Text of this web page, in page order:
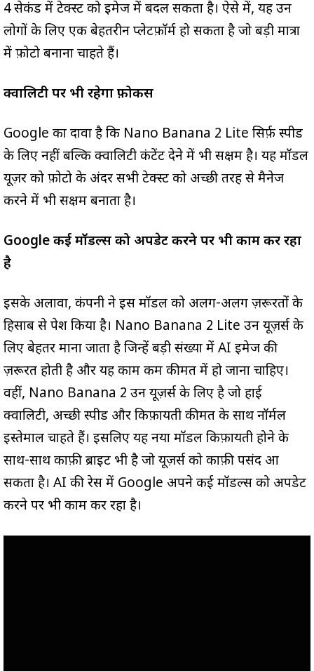
4 सेकंड में टेक्स्ट को इमेज में बदल सकता है। ऐसे में, यह उन
लोगों के लिए एक बेहतरीन प्लेटफ़ॉर्म हो सकता है जो बड़ी मात्रा
में फ़ोटो बनाना चाहते हैं।
क्वालिटी पर भी रहेगा फ़ोकस
Google का दावा है कि Nano Banana 2 Lite सिर्फ़ स्पीड
के लिए नहीं बल्कि क्वालिटी कंटेंट देने में भी सक्षम है। यह मॉडल
यूज़र को फ़ोटो के अंदर सभी टेक्स्ट को अच्छी तरह से मैनेज
करने में भी सक्षम बनाता है।
Google कई मॉडल्स को अपडेट करने पर भी काम कर रहा
है
इसके अलावा, कंपनी ने इस मॉडल को अलग-अलग ज़रूरतों के
हिसाब से पेश किया है। Nano Banana 2 Lite उन यूज़र्स के
लिए बेहतर माना जाता है जिन्हें बड़ी संख्या में AI इमेज की
ज़रूरत होती है और यह काम कम कीमत में हो जाना चाहिए।
वहीं, Nano Banana 2 उन यूज़र्स के लिए है जो हाई
क्वालिटी, अच्छी स्पीड और किफ़ायती कीमत के साथ नॉर्मल
इस्तेमाल चाहते हैं। इसलिए यह नया मॉडल किफ़ायती होने के
साथ-साथ काफ़ी ब्राइट भी है जो यूज़र्स को काफ़ी पसंद आ
सकता है। AI की रेस में Google अपने कई मॉडल्स को अपडेट
करने पर भी काम कर रहा है।